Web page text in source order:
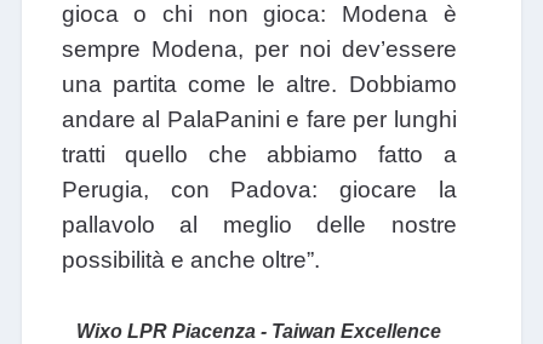
gioca o chi non gioca: Modena è
sempre Modena, per noi dev’essere
una partita come le altre. Dobbiamo
andare al PalaPanini e fare per lunghi
tratti quello che abbiamo fatto a
Perugia, con Padova: giocare la
pallavolo al meglio delle nostre
possibilità e anche oltre”.
Wixo LPR Piacenza - Taiwan Excellence